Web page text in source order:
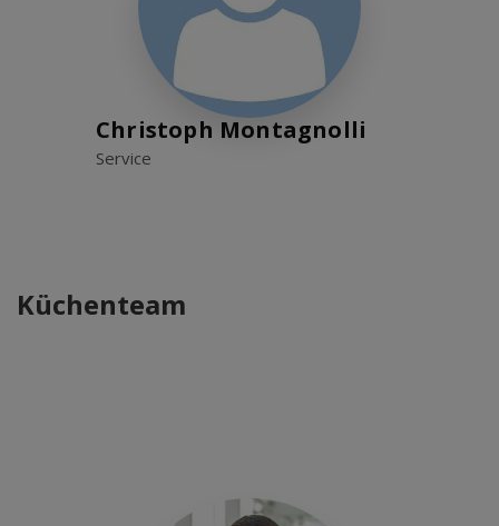
Christoph Montagnolli
Service
Küchenteam